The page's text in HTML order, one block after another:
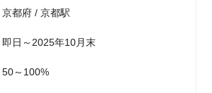
京都府 / 京都駅
即日～2025年10月末
50～100%